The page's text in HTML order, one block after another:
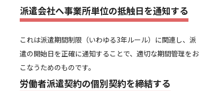
派遣会社へ事業所単位の抵触日を通知する
これは派遣期間制限（いわゆる3年ルール）に関連し、派
遣の開始日を正確に通知することで、適切な期間管理をお
こなうためのものです。
労働者派遣契約の個別契約を締結する